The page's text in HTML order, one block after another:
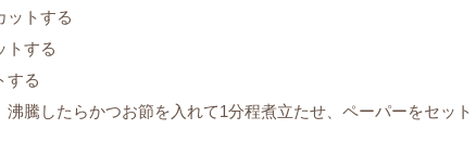
ットする
トする
する
騰したらかつお節を入れて1分程煮立たせ、ペーパーをセット